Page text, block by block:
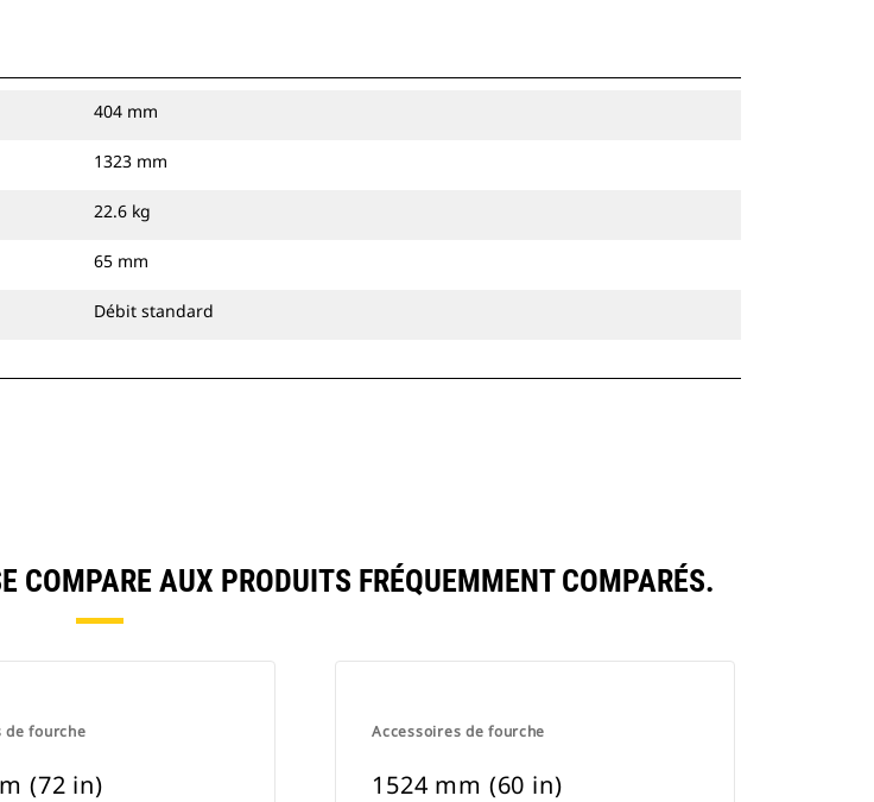
404 mm
1323 mm
22.6 kg
65 mm
Débit standard
AUX PRODUITS FRÉQUEMMENT COMPARÉS.
de fourche
(72 in)
Accessoires de fourche
1524 mm (60 in)